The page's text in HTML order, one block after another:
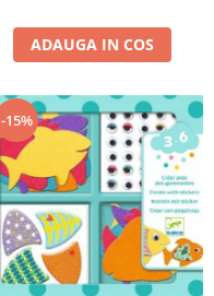
ADAUGA IN COS
-15%